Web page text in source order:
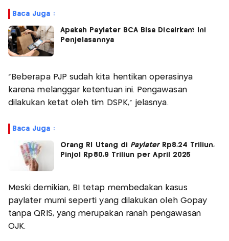
Baca Juga :
Apakah Paylater BCA Bisa Dicairkan? Ini
Penjelasannya
“Beberapa PJP sudah kita hentikan operasinya
karena melanggar ketentuan ini. Pengawasan
dilakukan ketat oleh tim DSPK,” jelasnya.
Baca Juga :
Orang RI Utang di PaylaterRp8,24 Triliun,
Pinjol Rp80,9 Triliun per April 2025
Meski demikian, BI tetap membedakan kasus
paylater murni seperti yang dilakukan oleh Gopay
tanpa QRIS, yang merupakan ranah pengawasan
OJK.